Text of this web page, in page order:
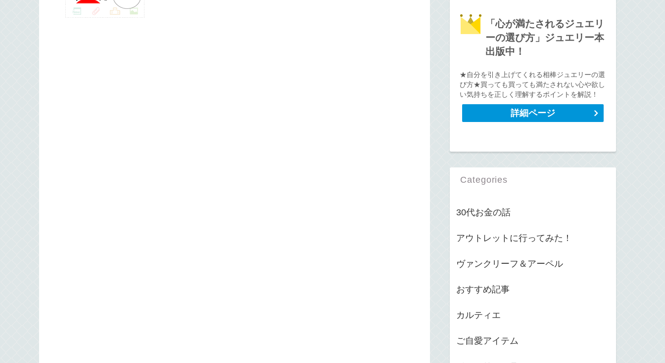
「心が満たされるジュエリ
ーの選び方」ジュエリー本
出版中！
★自分を引き上げてくれる相棒ジュエリーの選
び方★買っても買っても満たされない心や欲し
い気持ちを正しく理解するポイントを解説！
詳細ページ
Categories
30代お金の話
アウトレットに行ってみた！
ヴァンクリーフ＆アーペル
おすすめ記事
カルティエ
ご自愛アイテム